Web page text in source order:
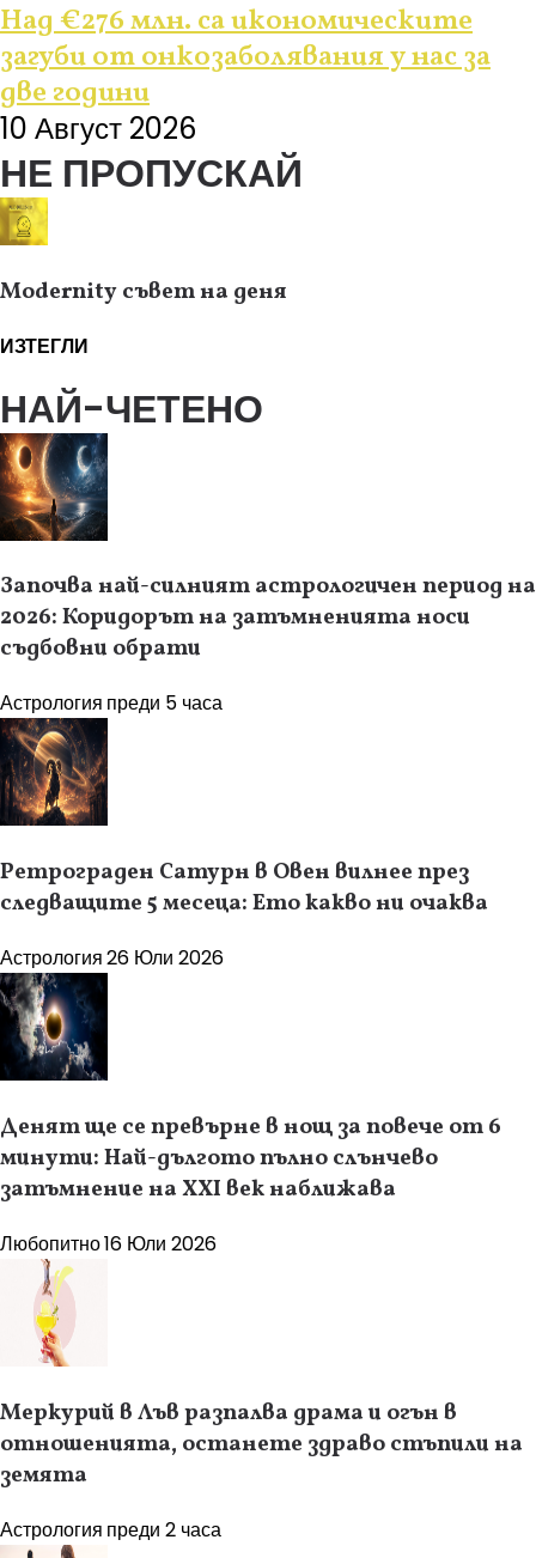
Над €276 млн. са икономическите
загуби от онкозаболявания у нас за
две години
10 Август 2026
НЕ ПРОПУСКАЙ
Modernity съвет на деня
ИЗТЕГЛИ
НАЙ-ЧЕТЕНО
Започва най-силният астрологичен период на
2026: Коридорът на затъмненията носи
съдбовни обрати
Астрология преди 5 часа
Ретрограден Сатурн в Овен вилнее през
следващите 5 месеца: Ето какво ни очаква
Астрология26 Юли 2026
Денят ще се превърне в нощ за повече от 6
минути: Най-дългото пълно слънчево
затъмнение на XXI век наближава
Любопитно16 Юли 2026
Меркурий в Лъв разпалва драма и огън в
отношенията, останете здраво стъпили на
земята
Астрология преди 2 часа